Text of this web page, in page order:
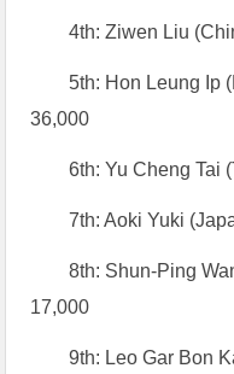
4th: Ziwen Liu
5th: Hon Leung Ip
36,000
6th: Yu Cheng Tai
7th: Aoki Yuki
8th: Shun-Ping
17,000
9th: Leo Gar Bon